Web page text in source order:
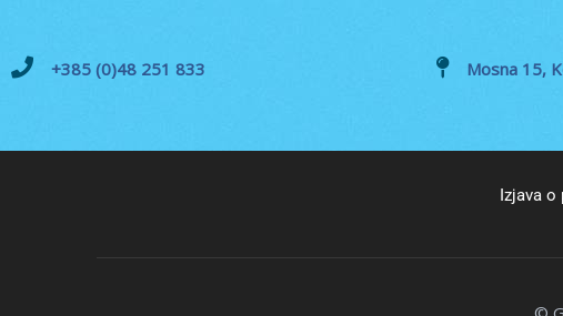
+385 (0)48 251 833 Mosna 15,
Izjava o